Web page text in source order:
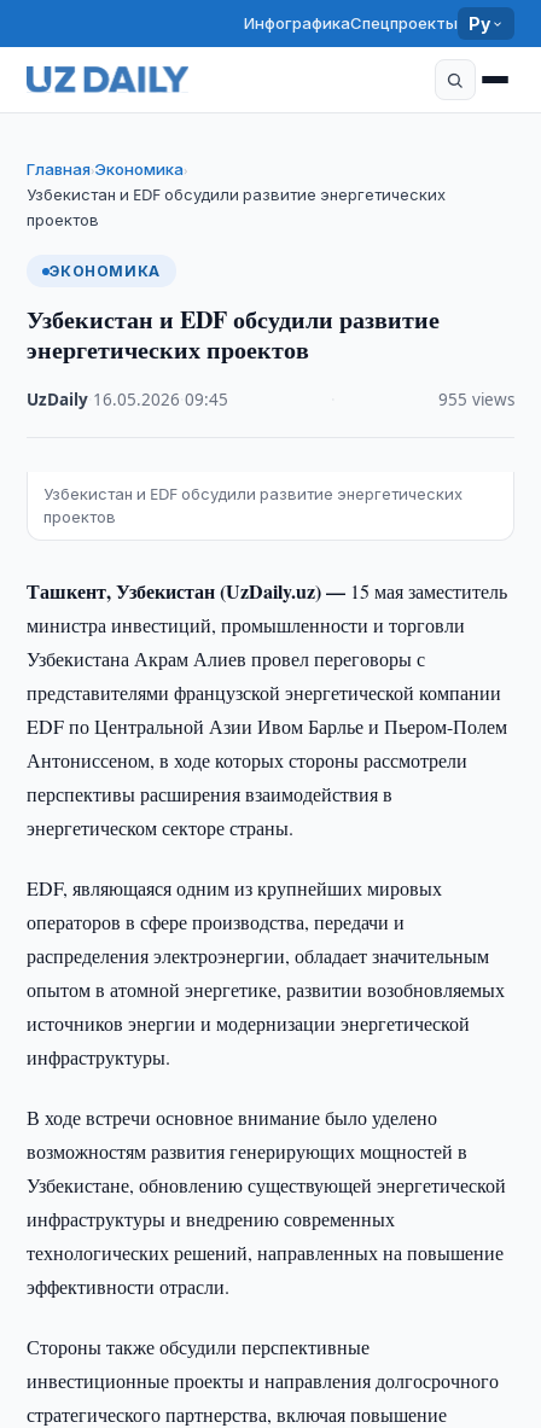
ИнфографикаСпецпроекты Ру
Главная›Экономика›
Узбекистан и EDF обсудили развитие энергетических
проектов
ЭКОНОМИКА
Узбекистан и EDF обсудили развитие
энергетических проектов
UzDaily 16.05.2026 ·09:45 955 views
Узбекистан и EDF обсудили развитие энергетических
проектов
Ташкент, Узбекистан (UzDaily.uz) — 15 мая заместитель
министра инвестиций, промышленности и торговли
Узбекистана Акрам Алиев провел переговоры с
представителями французской энергетической компании
EDF по Центральной Азии Ивом Барлье и Пьером-Полем
Антониссеном, в ходе которых стороны рассмотрели
перспективы расширения взаимодействия в
энергетическом секторе страны.
EDF, являющаяся одним из крупнейших мировых
операторов в сфере производства, передачи и
распределения электроэнергии, обладает значительным
опытом в атомной энергетике, развитии возобновляемых
источников энергии и модернизации энергетической
инфраструктуры.
В ходе встречи основное внимание было уделено
возможностям развития генерирующих мощностей в
Узбекистане, обновлению существующей энергетической
инфраструктуры и внедрению современных
технологических решений, направленных на повышение
эффективности отрасли.
Стороны также обсудили перспективные
инвестиционные проекты и направления долгосрочного
стратегического партнерства, включая повышение